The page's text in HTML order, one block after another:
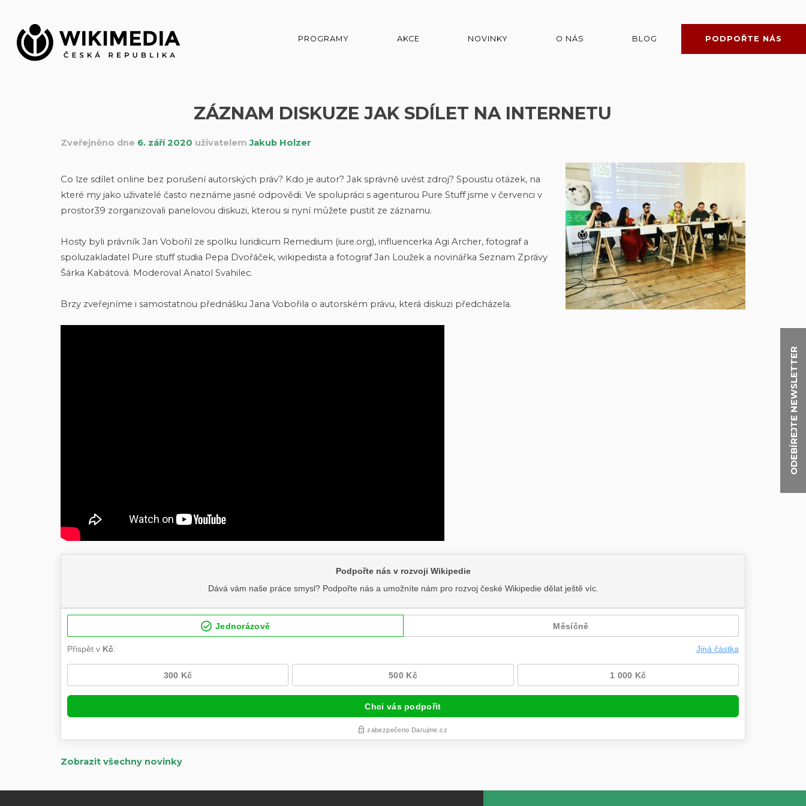
ODEBÍREJTE NEWSLETTER
obsah
PROGRAMY AKCE NOVINKY O NÁS BLOG PODPOŘTE NÁS
ZÁZNAM DISKUZE JAK SDÍLET NA INTERNETU
Zveřejněno dne 6. září 2020 uživatelemJakub Holzer
Co lze sdílet online bez porušení autorských práv? Kdo je autor? Jak správně uvést zdroj? Spoustu otázek, na
které my jako uživatelé často neznáme jasné odpovědi. Ve spolupráci s agenturou Pure Stuff jsme v červenci v
prostor39 zorganizovali panelovou diskuzi, kterou si nyní můžete pustit ze záznamu.
Hosty byli právník Jan Vobořil ze spolku Iuridicum Remedium (iure.org), influencerka Agi Archer, fotograf a
spoluzakladatel Pure stuff studia Pepa Dvořáček, wikipedista a fotograf Jan Loužek a novinářka Seznam Zprávy
Šárka Kabátová. Moderoval Anatol Svahilec.
Brzy zveřejníme i samostatnou přednášku Jana Vobořila o autorském právu, která diskuzi předcházela.
Zobrazit všechny novinky